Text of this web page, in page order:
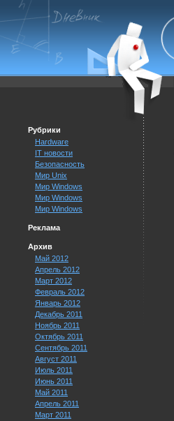
Рубрики
Hardware
IT новости
Безопасность
Мир Unix
Мир Windows
Мир Windows
Мир Windows
Реклама
Архив
Май 2012
Апрель 2012
Март 2012
Февраль 2012
Январь 2012
Декабрь 2011
Ноябрь 2011
Октябрь 2011
Сентябрь 2011
Август 2011
Июль 2011
Июнь 2011
Май 2011
Апрель 2011
Март 2011